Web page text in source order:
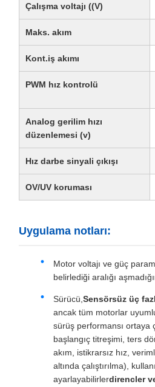
Çalışma voltajı ((V)
Maks. akım
Kont.iş akımı
PWM hız kontrolü
Analog gerilim hızı
düzenlemesi (v)
Hız darbe sinyali çıkışı
OV/UV koruması
Uygulama notları:
Motor voltajı ve güç
belirlediği aralığı
Sürücü, Sensörsüz üç
ancak tüm motorlar
sürüş performansı ortaya
başlangıç titreşimi, ters
akım, istikrarsız hız,
altında çalıştırılma),
ayarlayabilirlerdirencler